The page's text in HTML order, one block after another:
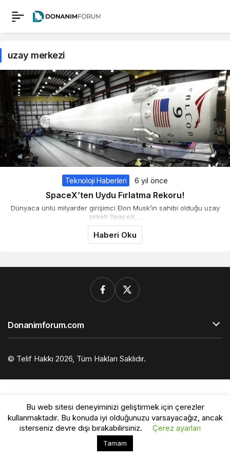
uzay merkezi
Teknoloji Haberleri 6 yıl önce
SpaceX’ten Uydu Fırlatma Rekoru!
Dünyaca ünlü milyarder girişimci Elon Musk’ın sahibi olduğu uzay
şirketi SpaceX,...
Haberi Oku
Bu web sitesinde en iyi deneyimi yaşamanızı sağlamak
için çerezler kullanılmaktadır.
Donanimforum.com
© Telif Hakkı 2026, Tüm Hakları Saklıdır.
Bu web sitesi deneyiminizi geliştirmek için çerezler
kullanmaktadır. Bu konuda iyi olduğunuzu varsayacağız, ancak
isterseniz devre dışı bırakabilirsiniz.
Çerez ayarları
Tamam